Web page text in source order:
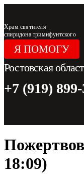
содержимому
Храм святителя
спиридона тримифунтского
Я ПОМОГУ
Ростовская
+7 (919)
18:09)